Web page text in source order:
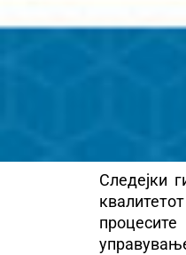
Следејки